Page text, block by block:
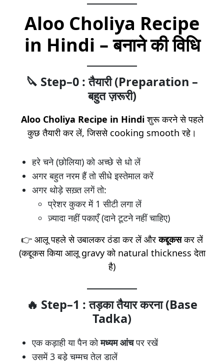
Aloo Choliya Recipe
in Hindi – बनाने की विधि
🔪 Step–0 : तैयारी (Preparation –
बहुत ज़रूरी)
Aloo Choliya Recipe in Hindiशुरू करने से पहले
कुछ तैयारी कर लें, जिससे cooking smooth रहे।
हरे चने (छोलिया) को अच्छे से धो लें
अगर बहुत नरम हैं तो सीधे इस्तेमाल करें
अगर थोड़े सख़्त लगें तो:
प्रेशर कुकर में 1 सीटी लगा लें
ज़्यादा नहीं पकाएँ (दाने टूटने नहीं चाहिए)
👉 आलू पहले से उबालकर ठंडा कर लें औरकद्दूकसकर लें
(कद्दूकस किया आलू gravy को natural thickness देता
है)
🔥 Step–1 : तड़का तैयार करना (Base
Tadka)
एक कड़ाही या पैन कोमध्यम आंचपर रखें
उसमें 3 बड़े चम्मच तेल डालें